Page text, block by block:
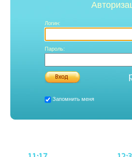
Логин:
Пароль:
Запомнить меня